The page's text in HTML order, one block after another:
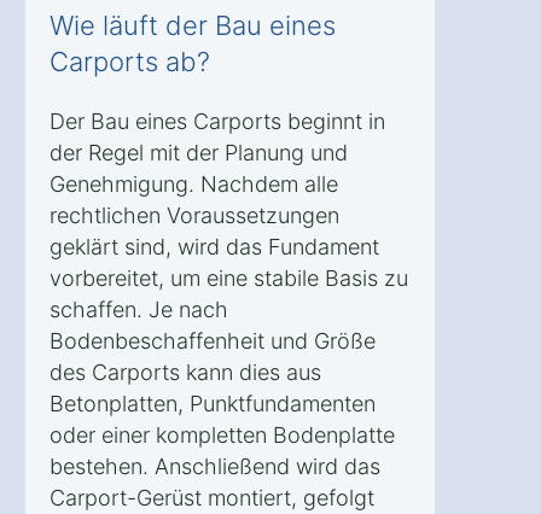
Wie läuft der Bau eines
Carports ab?
Der Bau eines Carports beginnt in
der Regel mit der Planung und
Genehmigung. Nachdem alle
rechtlichen Voraussetzungen
geklärt sind, wird das Fundament
vorbereitet, um eine stabile Basis zu
schaffen. Je nach
Bodenbeschaffenheit und Größe
des Carports kann dies aus
Betonplatten, Punktfundamenten
oder einer kompletten Bodenplatte
bestehen. Anschließend wird das
Carport-Gerüst montiert, gefolgt